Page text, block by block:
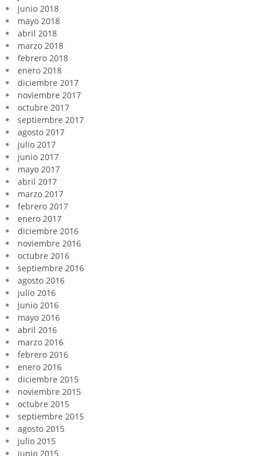
junio 2018
mayo 2018
abril 2018
marzo 2018
febrero 2018
enero 2018
diciembre 2017
noviembre 2017
octubre 2017
septiembre 2017
agosto 2017
julio 2017
junio 2017
mayo 2017
abril 2017
marzo 2017
febrero 2017
enero 2017
diciembre 2016
noviembre 2016
octubre 2016
septiembre 2016
agosto 2016
julio 2016
junio 2016
mayo 2016
abril 2016
marzo 2016
febrero 2016
enero 2016
diciembre 2015
noviembre 2015
octubre 2015
septiembre 2015
agosto 2015
julio 2015
junio 2015